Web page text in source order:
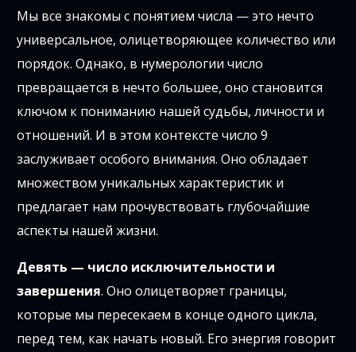
Мы все знакомы с понятием числа — это нечто
универсальное, олицетворяющее количество или
порядок. Однако, в нумерологии число
превращается в нечто большее, оно становится
ключом к пониманию нашей судьбы, личности и
отношений. И в этом контексте число 9
заслуживает особого внимания. Оно обладает
множеством уникальных характеристик и
предлагает нам прочувствовать глубочайшие
аспекты нашей жизни.
Девять — число исключительности и
завершения. Оно олицетворяет границы,
которые мы пересекаем в конце одного цикла,
перед тем, как начать новый. Его энергия говорит